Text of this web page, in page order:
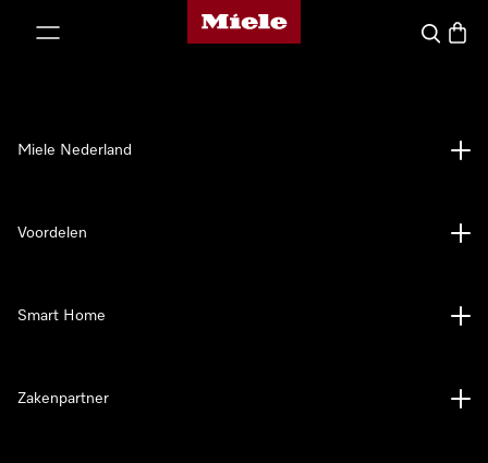
Homepage van Miele
Wat zoek
Miele Nederland
Voordelen
Smart Home
Zakenpartner